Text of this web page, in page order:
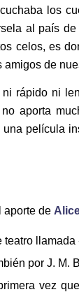
los
al país
celos, es
de
rápido ni
aporta
película
aporte de
por J. M.
vez